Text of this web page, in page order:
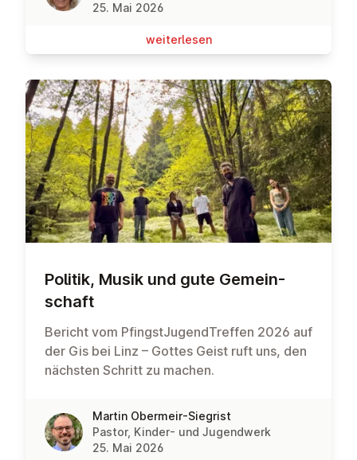
25. Mai 2026
wei­ter­le­sen
Politik, Musik und gute Ge­mein­
schaft
Bericht vom PfingstJugendTreffen 2026 auf
der Gis bei Linz – Gottes Geist ruft uns, den
nächsten Schritt zu machen.
Martin Obermeir-Siegrist
Pastor, Kinder- und Jugendwerk
25. Mai 2026